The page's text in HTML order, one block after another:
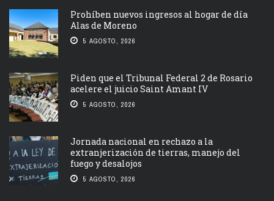
Prohíben nuevos ingresos al hogar de día
Alas de Moreno
5 AGOSTO, 2026
Piden que el Tribunal Federal 2 de Rosario
acelere el juicio Saint Amant IV
5 AGOSTO, 2026
Jornada nacional en rechazo a la
extranjerización de tierras, manejo del
fuego y desalojos
5 AGOSTO, 2026